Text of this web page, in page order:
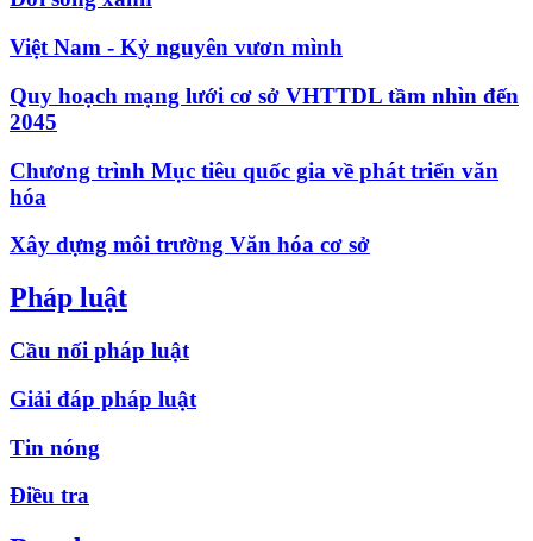
Việt Nam - Kỷ nguyên vươn mình
Quy hoạch mạng lưới cơ sở VHTTDL tầm nhìn đến
2045
Chương trình Mục tiêu quốc gia về phát triển văn
hóa
Xây dựng môi trường Văn hóa cơ sở
Pháp luật
Cầu nối pháp luật
Giải đáp pháp luật
Tin nóng
Điều tra